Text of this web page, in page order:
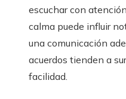
escuchar con
calma puede influir
una comunicación
acuerdos tienden a
facilidad.